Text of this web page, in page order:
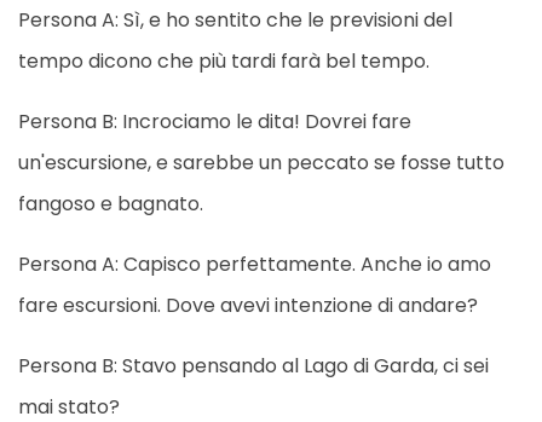
Persona A: Sì, e ho sentito che le previsioni del
tempo dicono che più tardi farà bel tempo.
Persona B: Incrociamo le dita! Dovrei fare
un'escursione, e sarebbe un peccato se fosse tutto
fangoso e bagnato.
Persona A: Capisco perfettamente. Anche io amo
fare escursioni. Dove avevi intenzione di andare?
Persona B: Stavo pensando al Lago di Garda, ci sei
mai stato?